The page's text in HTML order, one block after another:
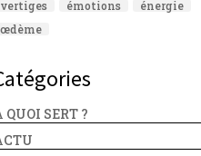
vertiges émotions
énergie
œdème
QUOI SERT ?